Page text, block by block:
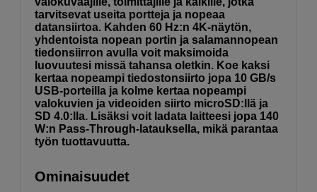
tarvitsevat useita portteja ja nopeaa
datansiirtoa. Kahden 60 Hz:n 4K-näytön,
yhdentoista nopean portin ja salamannopean
tiedonsiirron avulla voit maksimoida
luovuutesi missä tahansa oletkin. Koe kaksi
kertaa nopeampi tiedostonsiirto jopa 10 GB/s
USB-porteilla ja kolme kertaa nopeampi
valokuvien ja videoiden siirto microSD:llä ja
SD 4.0:lla. Lisäksi voit ladata laitteesi jopa 140
W:n Pass-Through-latauksella, mikä parantaa
työn tuottavuutta.
Ominaisuudet